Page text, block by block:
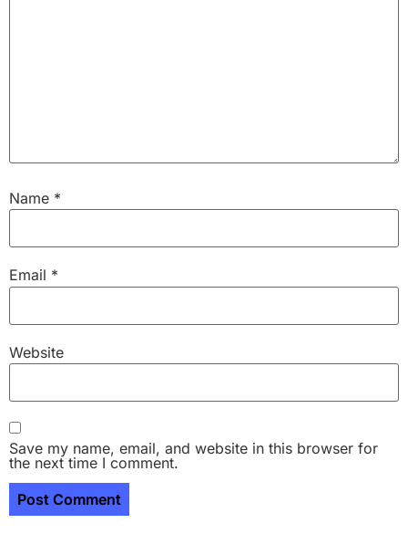
Name *
Email *
Website
Save my name, email, and website in this browser for
the next time I comment.